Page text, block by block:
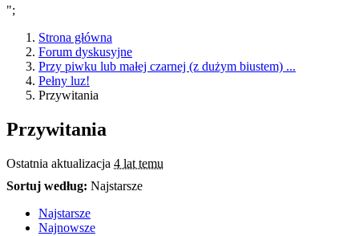
";
Strona główna
Forum dyskusyjne
Przy piwku lub małej czarnej (z dużym biustem) ...
Pełny luz!
Przywitania
Przywitania
Ostatnia aktualizacja 4 lat temu
Sortuj według: Najstarsze
Najstarsze
Najnowsze